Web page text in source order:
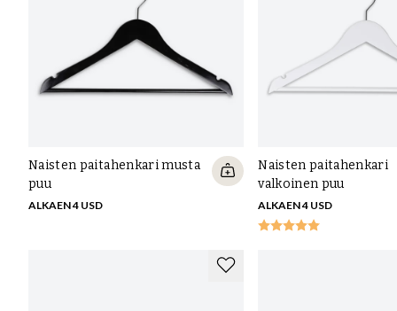
Lue lisää nahanhoito-oppaastamme täältä
Mihin setri on hyvä ja mistä se on
antiseptisiä ominaisuuksia, se on tuholaisten kestävää, kestävää
se on puulaji, jota on runsaasti maailmassa ja jonka korjuu
tapauksessamme kaikki puu on peräisin Yhdysvalloista. Tämä
oppaasta voit lukea lisää setripuusta
Naisten paitahenkari musta
puu
ALKAEN 4 USD
Naisten paitahenkari
valkoinen puu
ALKAEN 4 USD